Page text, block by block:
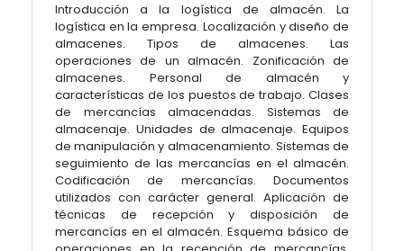
Introducción a la logística de almacén. La
logística en la empresa. Localización y diseño de
almacenes. Tipos de almacenes. Las
operaciones de un almacén. Zonificación de
almacenes. Personal de almacén y
características de los puestos de trabajo. Clases
de mercancías almacenadas. Sistemas de
almacenaje. Unidades de almacenaje. Equipos
de manipulación y almacenamiento. Sistemas de
seguimiento de las mercancías en el almacén.
Codificación de mercancías. Documentos
utilizados con carácter general. Aplicación de
técnicas de recepción y disposición de
mercancías en el almacén. Esquema básico de